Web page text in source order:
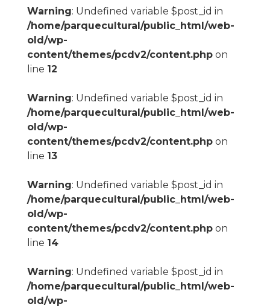
Warning: Undefined variable $post_id in
/home/parquecultural/public_html/web-
old/wp-
content/themes/pcdv2/content.phpon
line 12
Warning: Undefined variable $post_id in
/home/parquecultural/public_html/web-
old/wp-
content/themes/pcdv2/content.phpon
line 13
Warning: Undefined variable $post_id in
/home/parquecultural/public_html/web-
old/wp-
content/themes/pcdv2/content.phpon
line 14
Warning: Undefined variable $post_id in
/home/parquecultural/public_html/web-
old/wp-